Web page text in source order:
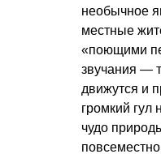
необычное
местные
«поющими
звучания —
движутся и
громкий гул
чудо